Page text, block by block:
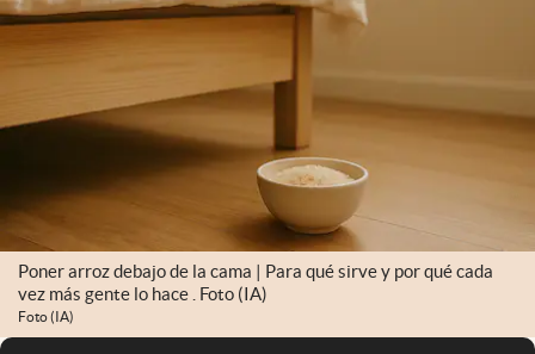
Mundial 2026
El Cronista Studio
abre en nueva pestaña
Poner arroz debajo de la cama | Para qué sirve y por qué cada
vez más gente lo hace . Foto (IA)
Foto (IA)